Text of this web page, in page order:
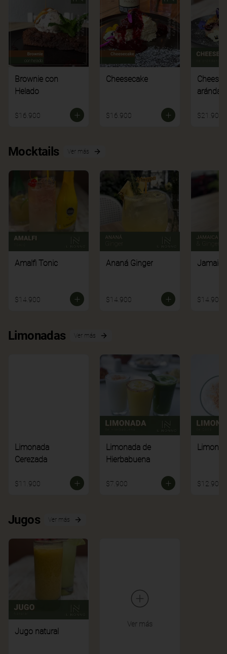
Brownie con
Helado
$16.900
Cheesecake
$16.900 $21.900
Mocktails Ver más
Amalfi Tonic
$14.900
Ananá Ginger
$14.900 $14.900
Limonadas Ver más
Limonada
Cerezada
$11.900
Limonada de
Hierbabuena
$7.900 $12.900
Jugos Ver más
Jugo natural
Ver más